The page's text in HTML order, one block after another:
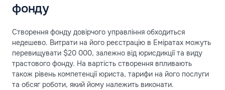
фонду
Створення фонду довірчого управління обходиться
недешево. Витрати на його реєстрацію в Еміратах можуть
перевищувати $20 000, залежно від юрисдикції та виду
трастового фонду. На вартість створення впливають
також рівень компетенції юриста, тарифи на його послуги
та обсяг роботи, який йому належить виконати.